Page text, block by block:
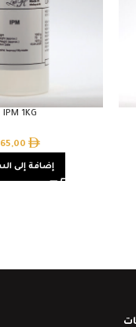
IPM 1KG
65,00
إضافة إلى